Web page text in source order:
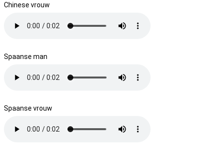
Chinese vrouw
Spaanse man
Spaanse vrouw